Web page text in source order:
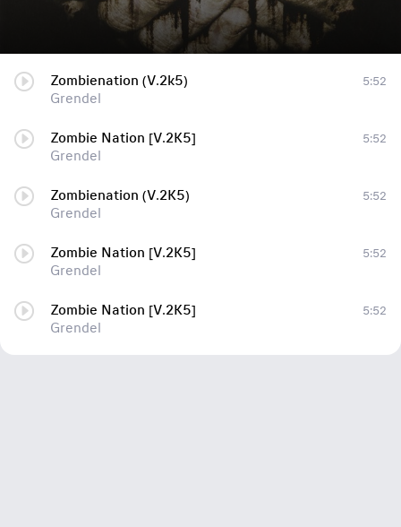
Zombienation (V.2k5)
Grendel
5:52
Zombie Nation [V.2K5]
Grendel
5:52
Zombienation (V.2K5)
Grendel
5:52
Zombie Nation [V.2K5]
Grendel
5:52
Zombie Nation [V.2K5]
Grendel
5:52